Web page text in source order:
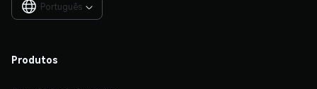
Português 
Produtos